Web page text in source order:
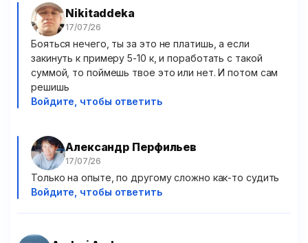
Nikitaddeka
Бояться нечего, ты за это не платишь, а если
закинуть к примеру 5-10 к, и поработать с такой
суммой, то поймешь твое это или нет. И потом сам
решишь
Войдите, чтобы ответить
Александр Перфильев
Только на опыте, по другому сложно как-то судить
Войдите, чтобы ответить